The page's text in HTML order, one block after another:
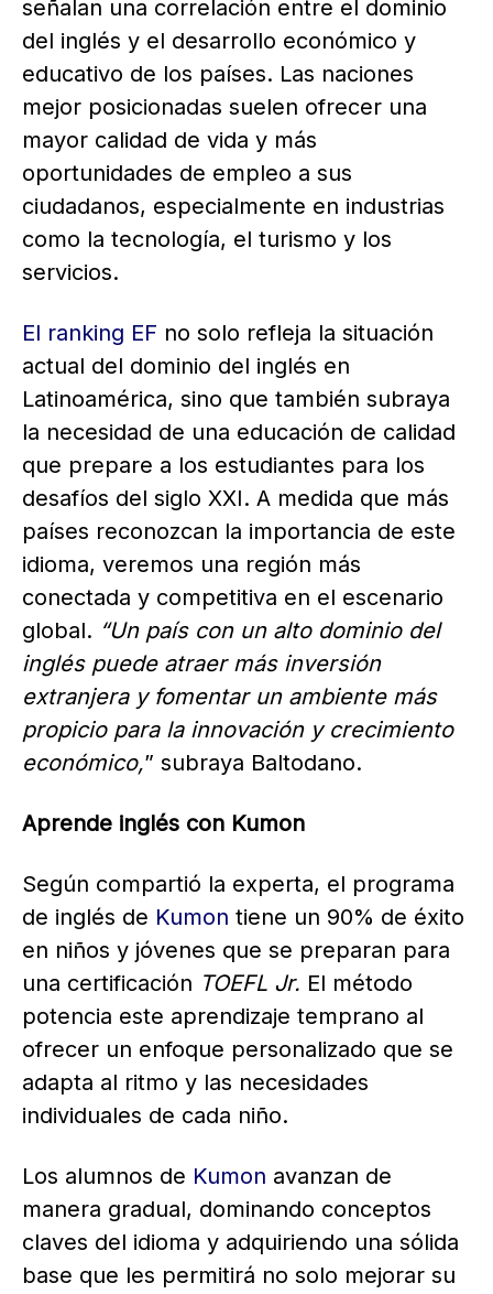
señalan una correlación entre el dominio
del inglés y el desarrollo económico y
educativo de los países. Las naciones
mejor posicionadas suelen ofrecer una
mayor calidad de vida y más
oportunidades de empleo a sus
ciudadanos, especialmente en industrias
como la tecnología, el turismo y los
servicios.
El ranking EF no solo refleja la situación
actual del dominio del inglés en
Latinoamérica, sino que también subraya
la necesidad de una educación de calidad
que prepare a los estudiantes para los
desafíos del siglo XXI. A medida que más
países reconozcan la importancia de este
idioma, veremos una región más
conectada y competitiva en el escenario
global. “Un país con un alto dominio del
inglés puede atraer más inversión
extranjera y fomentar un ambiente más
propicio para la innovación y crecimiento
económico,” subraya Baltodano.
Aprende inglés con Kumon
Según compartió la experta, el programa
de inglés de Kumon tiene un 90% de éxito
en niños y jóvenes que se preparan para
una certificación TOEFL Jr. El método
potencia este aprendizaje temprano al
ofrecer un enfoque personalizado que se
adapta al ritmo y las necesidades
individuales de cada niño.
Los alumnos de Kumon avanzan de
manera gradual, dominando conceptos
claves del idioma y adquiriendo una sólida
base que les permitirá no solo mejorar su